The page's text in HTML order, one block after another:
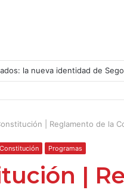
la nueva identidad de
| Reglamento de la
Programas
|